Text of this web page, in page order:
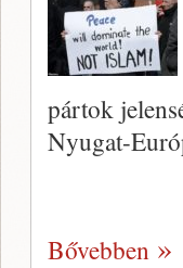
pártok
Nyugat-
Bővebben